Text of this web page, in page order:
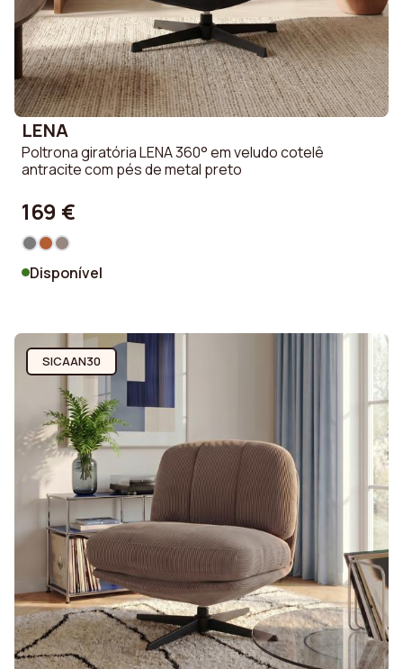
LENA
Poltrona giratória LENA 360° em veludo cotelê
antracite com pés de metal preto
169 €
Disponível
SICAAN30